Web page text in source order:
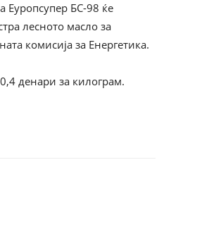
Еуропсупер БС-98 ќе
лесното масло за
комисија за Енергетика.
денари за килограм.